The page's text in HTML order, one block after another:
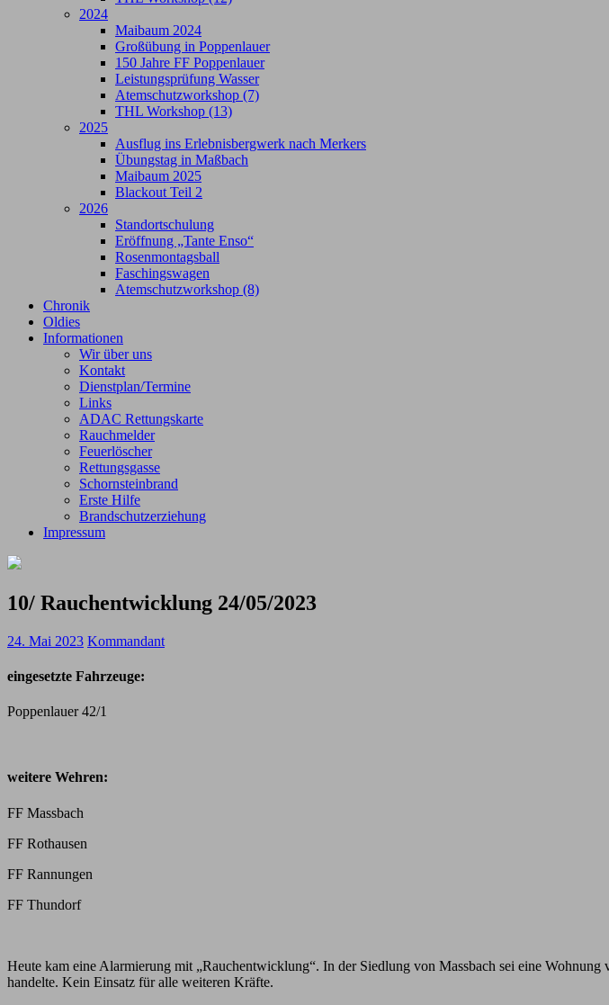
2024
Maibaum 2024
Großübung in Poppenlauer
150 Jahre FF Poppenlauer
Leistungsprüfung Wasser
Atemschutzworkshop (7)
THL Workshop (13)
2025
Ausflug ins Erlebnisbergwerk nach Merkers
Übungstag in Maßbach
Maibaum 2025
Blackout Teil 2
2026
Standortschulung
Eröffnung „Tante Enso“
Rosenmontagsball
Faschingswagen
Atemschutzworkshop (8)
Chronik
Oldies
Informationen
Wir über uns
Kontakt
Dienstplan/Termine
Links
ADAC Rettungskarte
Rauchmelder
Feuerlöscher
Rettungsgasse
Schornsteinbrand
Erste Hilfe
Brandschutzerziehung
Impressum
10/ Rauchentwicklung 24/05/2023
24. Mai 2023 Kommandant
eingesetzte Fahrzeuge:
Poppenlauer 42/1
weitere Wehren:
FF Massbach
FF Rothausen
FF Rannungen
FF Thundorf
Heute kam eine Alarmierung mit „Rauchentwicklung“. In der Siedlung von Massbach sei eine
handelte. Kein Einsatz für alle weiteren Kräfte.